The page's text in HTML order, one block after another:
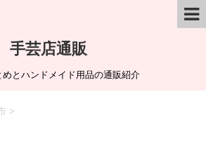
手芸店通販
めとハンドメイド用品の通販紹介
>